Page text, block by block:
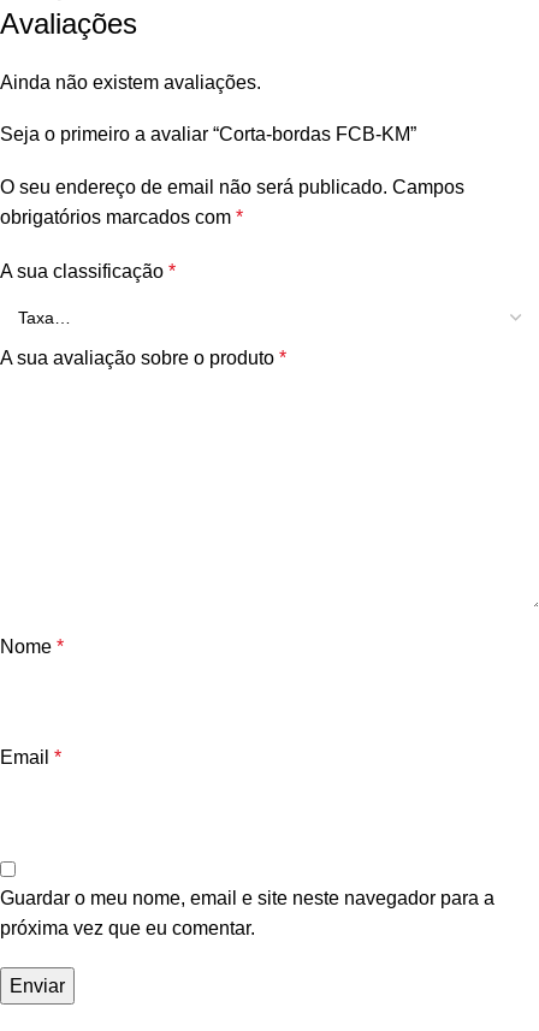
Avaliações
Ainda não existem avaliações.
Seja o primeiro a avaliar “Corta-bordas FCB-KM”
O seu endereço de email não será publicado. Campos
obrigatórios marcados com *
A sua classificação *
A sua avaliação sobre o produto *
Nome *
Email *
Guardar o meu nome, email e site neste navegador para a
próxima vez que eu comentar.